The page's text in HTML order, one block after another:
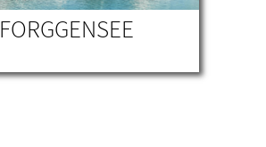
FORGGENSEE